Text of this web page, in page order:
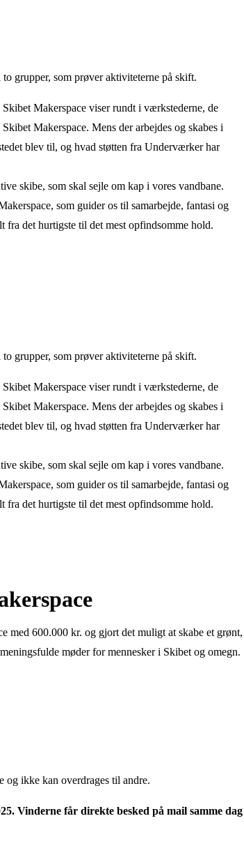
grupper, som prøver aktiviteterne på skift.
Makerspace viser rundt i værkstederne, de
Makerspace. Mens der arbejdes og skabes i
blev til, og hvad støtten fra Underværker har
skibe, som skal sejle om kap i vores vandbane.
som guider os til samarbejde, fantasi og
det hurtigste til det mest opfindsomme hold.
grupper, som prøver aktiviteterne på skift.
Makerspace viser rundt i værkstederne, de
Makerspace. Mens der arbejdes og skabes i
blev til, og hvad støtten fra Underværker har
skibe, som skal sejle om kap i vores vandbane.
som guider os til samarbejde, fantasi og
det hurtigste til det mest opfindsomme hold.
med 600.000 kr. og gjort det muligt at skabe et grønt,
møder for mennesker i Skibet og omegn.
og ikke kan overdrages til andre.
. Vinderne får direkte besked på mail samme dag